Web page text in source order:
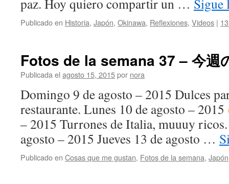
paz. Hoy quiero compartir un … Sigue
Publicado en Historia, Japón, Okinawa, Reflexiones, Videos |
Fotos de la semana 37 – 今週
Publicada el agosto 15, 2015por nora
Domingo 9 de agosto – 2015 Dulces
restaurante. Lunes 10 de agosto – 2015
– 2015 Turrones de Italia, muuuy
agosto – 2015 Jueves 13 de agosto …
Publicado en Cosas que me gustan, Fotos de la semana, Japón